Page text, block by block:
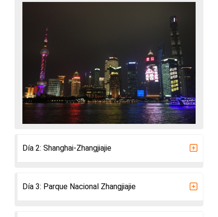
Día 2: Shanghai-Zhangjiajie
Día 3: Parque Nacional Zhangjiajie